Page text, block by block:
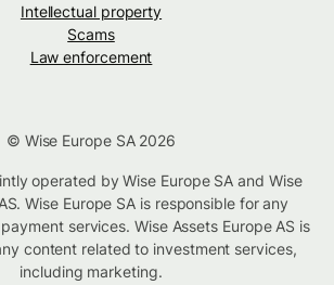
Intellectual property
Scams
Law enforcement
© Wise Europe SA 2026
operated by Wise Europe SA and Wise
Wise Europe SA is responsible for any
services. Wise Assets Europe AS is
content related to investment services,
including marketing.